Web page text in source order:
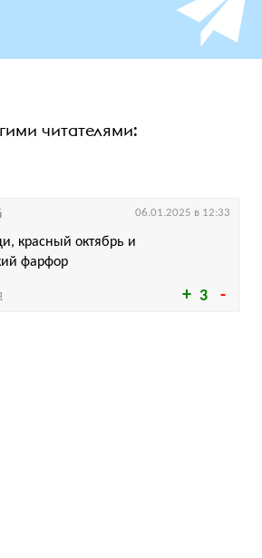
читателями:
3
красный октябрь и
фарфор
06.01.2025 в 12:33